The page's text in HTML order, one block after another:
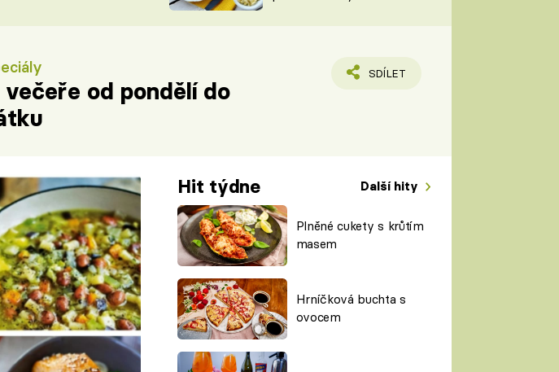
ŠÉFREDAKTORKY
od pondělí do
SDÍLET
Hit týdne Další hity
Plněné cukety s krůtím
masem
Hrníčková buchta s
ovocem